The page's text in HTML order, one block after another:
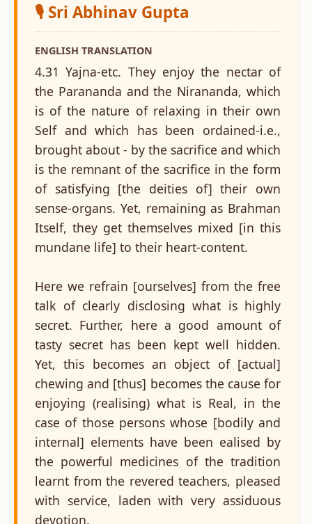
🎙️ Sri Abhinav Gupta
ENGLISH TRANSLATION
4.31 Yajna-etc. They enjoy the nectar of
the Parananda and the Nirananda, which
is of the nature of relaxing in their own
Self and which has been ordained-i.e.,
brought about - by the sacrifice and which
is the remnant of the sacrifice in the form
of satisfying [the deities of] their own
sense-organs. Yet, remaining as Brahman
Itself, they get themselves mixed [in this
mundane life] to their heart-content.
Here we refrain [ourselves] from the free
talk of clearly disclosing what is highly
secret. Further, here a good amount of
tasty secret has been kept well hidden.
Yet, this becomes an object of [actual]
chewing and [thus] becomes the cause for
enjoying (realising) what is Real, in the
case of those persons whose [bodily and
internal] elements have been ealised by
the powerful medicines of the tradition
learnt from the revered teachers, pleased
with service, laden with very assiduous
devotion.